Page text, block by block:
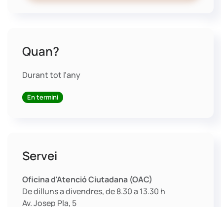
Quan?
Durant tot l'any
En termini
Servei
Oficina d'Atenció Ciutadana (OAC)
De dilluns a divendres, de 8.30 a 13.30 h
Av. Josep Pla, 5